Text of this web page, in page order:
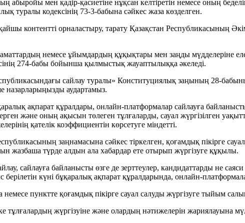
абыройы мен қадiр-қасиетiне нұқсан келтiретiн немесе оның
туралы кодексінің 73-3-бабына сәйкес жаза көзделген.
контентті орналастыру, тарату Қазақстан Республикасының
немесе ұйымдардың құқықтары мен заңды мүдделеріне
274-бабы бойынша қылмыстық жауаптылыққа әкеледі.
сайлау туралы» Конституциялық заңының 28-
назарларыңызды аудартамыз.
ақпарат құралдары, онлайн-платформалар сайлауға
және оның ақысын төлеген тұлғаларды, сауал жүргiзілген
қателiк коэффициентiн көрсетуге мiндеттi.
заңнамасына сәйкес тіркелген, қоғамдық пікірге
жазбаша түрде алдын ала хабардар ете отырып жүргізуге құқылы.
сайлауға байланысты өзге де зерттеулер, кандидаттарды не
берiлетiн күні бұқаралық ақпарат құралдарында, онлайн-
пунктте қоғамдық пiкiрге сауал салуды жүргізуге тыйым
тұлғалардың жүргізуіне және олардың нәтижелерін жариялауына